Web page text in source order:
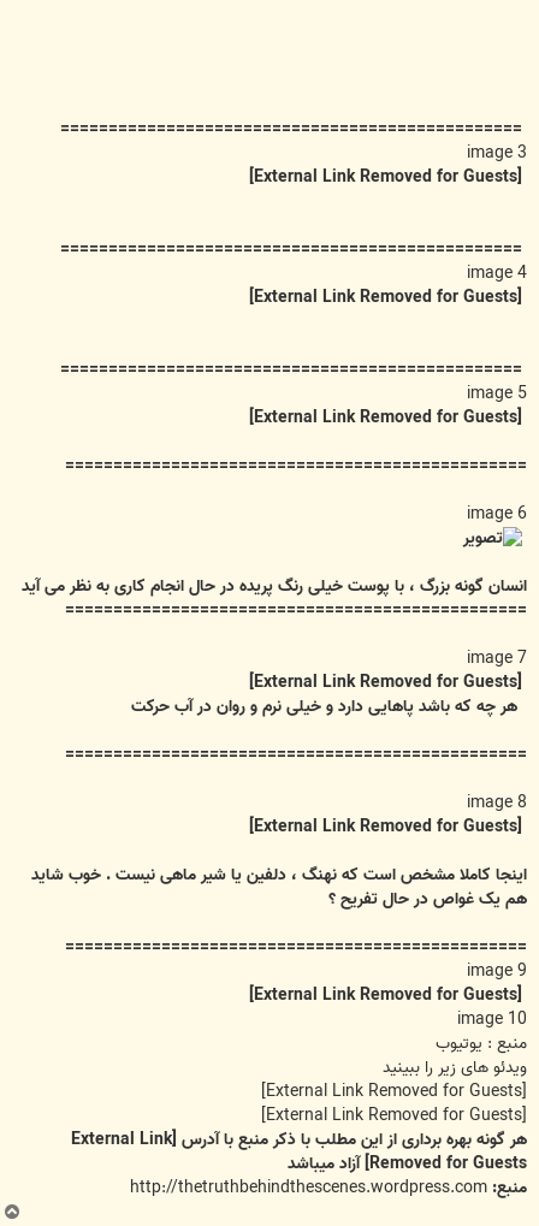
================================================
image 3
[External Link Removed for Guests]
================================================
image 4
[External Link Removed for Guests]
================================================
image 5
[External Link Removed for Guests]
================================================
image 6
انسان گونه بزرگ ، با پوست خیلی رنگ پریده در حال انجام کاری به نظر می آید
================================================
image 7
[External Link Removed for Guests]
هر چه که باشد پاهایی دارد و خیلی نرم و روان در آب حرکت
================================================
image 8
[External Link Removed for Guests]
اینجا کاملا مشخص است که نهنگ ، دلفین یا شیر ماهی نیست . خوب شاید
هم یک غواص در حال تفریح ؟
================================================
image 9
[External Link Removed for Guests]
image 10
منبع : یوتیوب
ویدئو های زیر را ببینید
[External Link Removed for Guests]
[External Link Removed for Guests]
هر گونه بهره برداری از این مطلب با ذکر منبع با آدرس [External Link
Removed for Guests] آزاد میباشد
منبع: http://thetruthbehindthescenes.wordpress.com